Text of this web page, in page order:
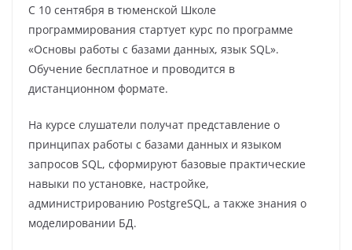
С 10 сентября в тюменской Школе
программирования стартует курс по программе
«Основы работы с базами данных, язык SQL».
Обучение бесплатное и проводится в
дистанционном формате.
На курсе слушатели получат представление о
принципах работы с базами данных и языком
запросов SQL, сформируют базовые практические
навыки по установке, настройке,
администрированию PostgreSQL, а также знания о
моделировании БД.